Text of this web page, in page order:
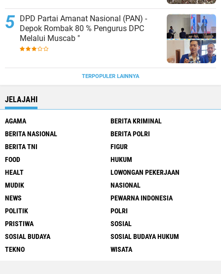
DPD Partai Amanat Nasional (PAN) -
Depok Rombak 80 % Pengurus DPC
Melalui Muscab "
TERPOPULER LAINNYA
JELAJAHI
AGAMA
BERITA KRIMINAL
BERITA NASIONAL
BERITA POLRI
BERITA TNI
FIGUR
FOOD
HUKUM
HEALT
LOWONGAN PEKERJAAN
MUDIK
NASIONAL
NEWS
PEWARNA INDONESIA
POLITIK
POLRI
PRISTIWA
SOSIAL
SOSIAL BUDAYA
SOSIAL BUDAYA HUKUM
TEKNO
WISATA